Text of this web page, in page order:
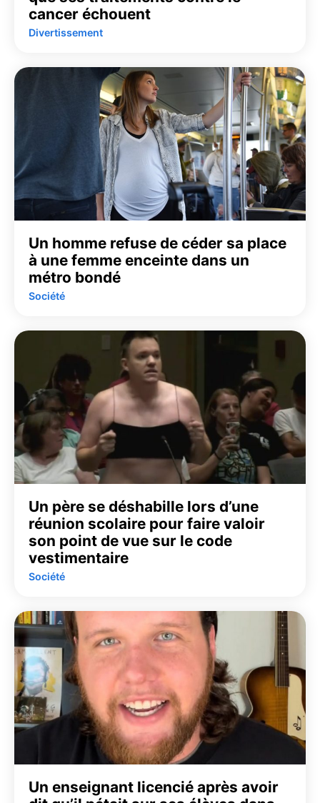
cancer échouent
Divertissement
Un homme refuse de céder sa place
à une femme enceinte dans un
métro bondé
Société
Un père se déshabille lors d’une
réunion scolaire pour faire valoir
son point de vue sur le code
vestimentaire
Société
Un enseignant licencié après avoir